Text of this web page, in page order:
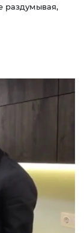
раздумывая,